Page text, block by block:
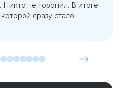
Никто не торопил. В итоге
сразу стало